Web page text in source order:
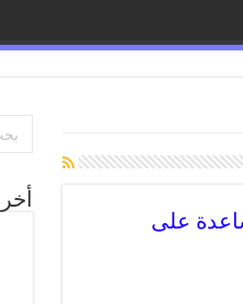
المساعدة على